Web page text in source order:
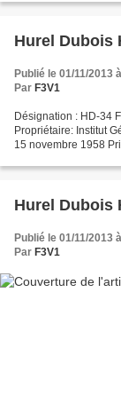
Hurel Dubois
Publié le 01/11/2013
Par F3V1
Désignation : HD-34
Propriétaire: Institut
15 novembre 1958
Hurel Dubois
Publié le 01/11/2013
Par F3V1